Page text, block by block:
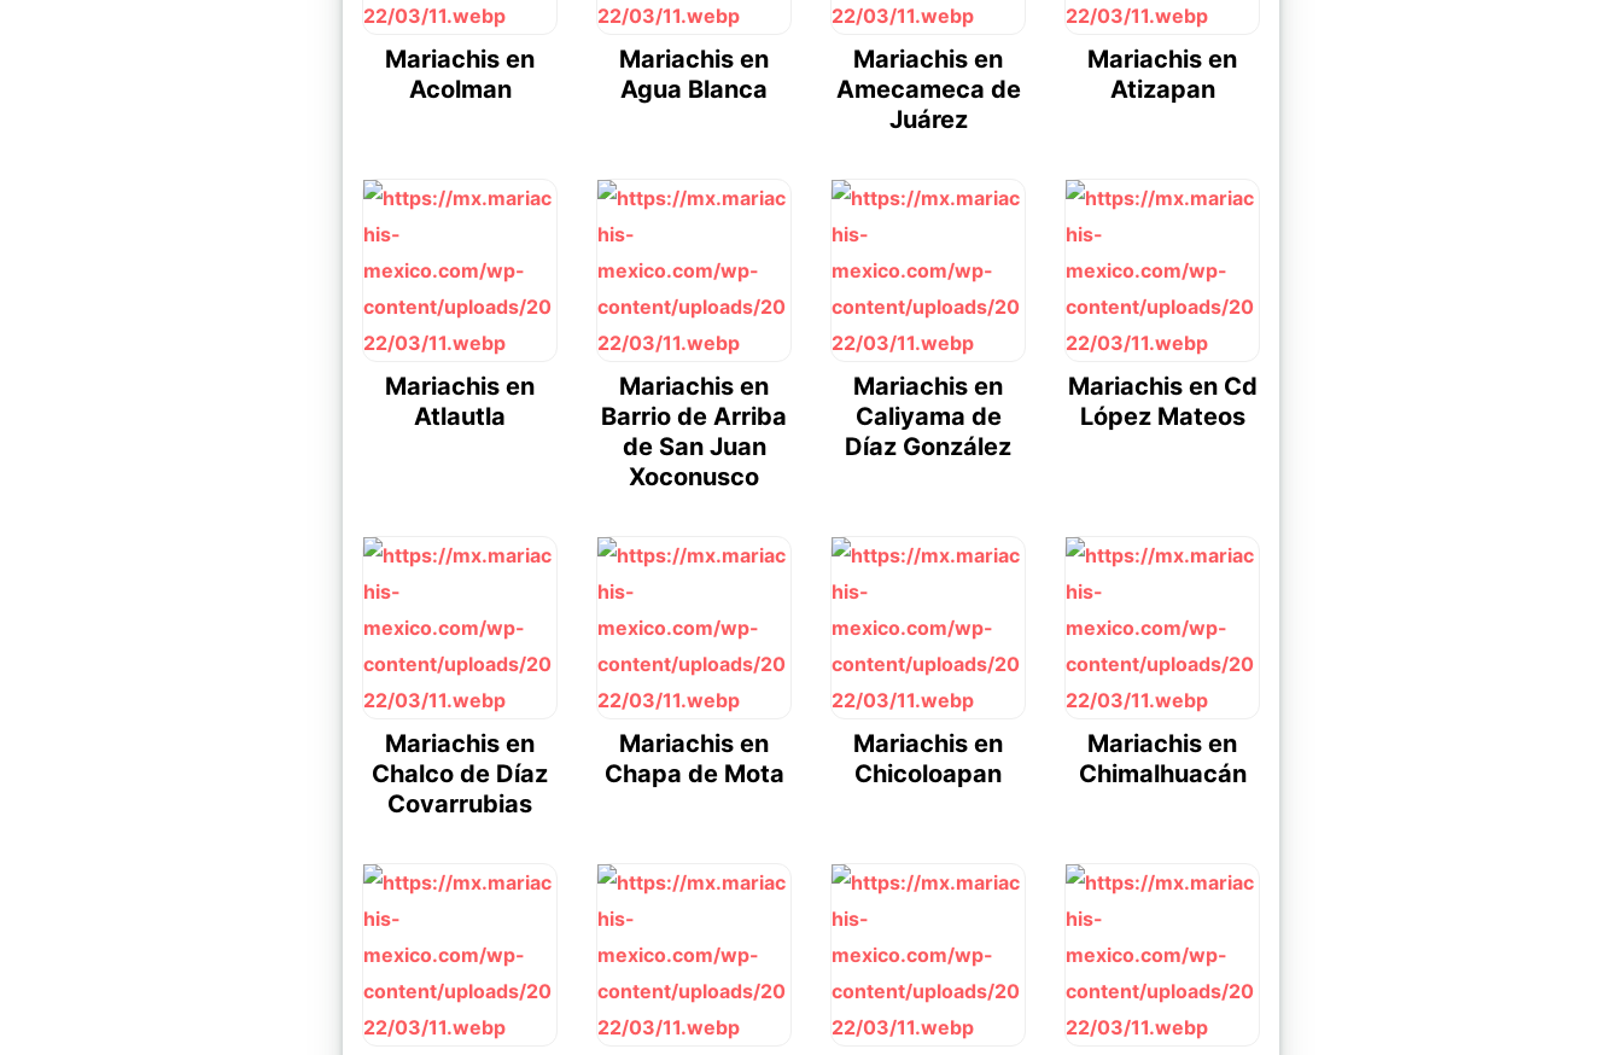
Mariachis en
Acolman
Mariachis en
Agua Blanca
Mariachis en
Amecameca de
Juárez
Mariachis en
Atizapan
Mariachis en
Atlautla
Mariachis en
Barrio de Arriba
de San Juan
Xoconusco
Mariachis en
Caliyama de
Díaz González
Mariachis en Cd
López Mateos
Mariachis en
Chalco de Díaz
Covarrubias
Mariachis en
Chapa de Mota
Mariachis en
Chicoloapan
Mariachis en
Chimalhuacán